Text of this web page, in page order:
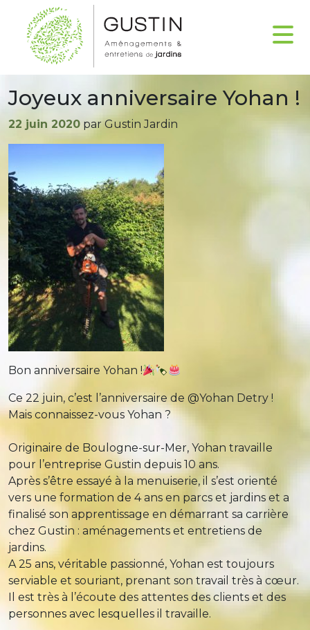
Joyeux anniversaire Yohan !
Publié
22 juin 2020 par Gustin Jardin
Bon anniversaire Yohan !
Ce 22 juin, c’est l’anniversaire de @Yohan Detry !
Mais connaissez-vous Yohan ?
Originaire de Boulogne-sur-Mer, Yohan travaille
pour l’entreprise Gustin depuis 10 ans.
Après s’être essayé à la menuiserie, il s’est orienté
vers une formation de 4 ans en parcs et jardins et a
finalisé son apprentissage en démarrant sa carrière
chez Gustin : aménagements et entretiens de
jardins.
A 25 ans, véritable passionné, Yohan est toujours
serviable et souriant, prenant son travail très à cœur.
Il est très à l’écoute des attentes des clients et des
personnes avec lesquelles il travaille.